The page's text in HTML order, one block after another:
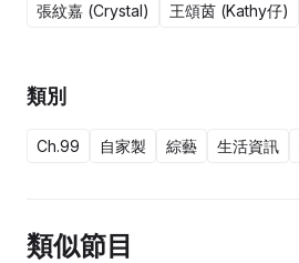
張紋嘉 (Crystal) 王頌茵 (Kathy仔)
類別
Ch.99 自家製 綜藝 生活資訊
類似節目